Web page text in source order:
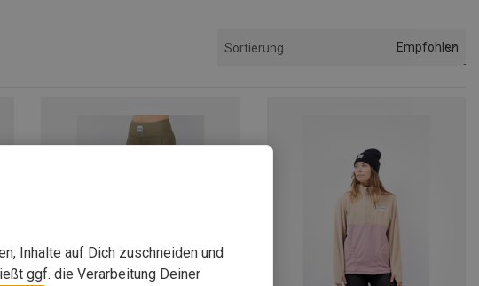
Sortierung Empfohlen
Inhalte auf Dich zuschneiden und
ggf. die Verarbeitung Deiner